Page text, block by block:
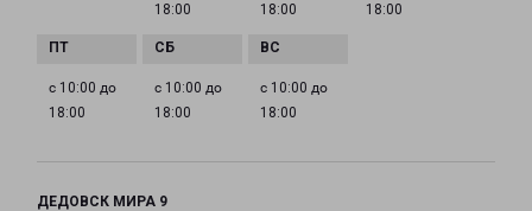
18:00
18:00
18:00
с 10:00 до
18:00
с 10:00 до
18:00
с 10:00 до
18:00
ДЕДОВСК МИРА 9